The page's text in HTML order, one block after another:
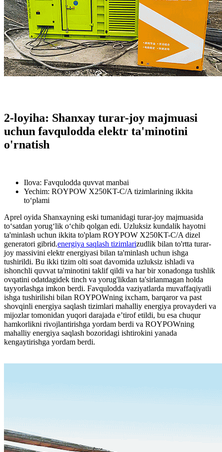
2-loyiha: Shanxay turar-joy majmuasi
uchun favqulodda elektr ta'minotini
o'rnatish
Ilova: Favqulodda quvvat manbai
Yechim: ROYPOW X250KT-C/A tizimlarining ikkita
to‘plami
Aprel oyida Shanxayning eski tumanidagi turar-joy majmuasida
to‘satdan yorug‘lik o‘chib qolgan edi. Uzluksiz kundalik hayotni
ta'minlash uchun ikkita to'plam ROYPOW X250KT-C/A dizel
generatori gibrid.energiya saqlash tizimlarizudlik bilan to'rtta turar-
joy massivini elektr energiyasi bilan ta'minlash uchun ishga
tushirildi. Bu ikki tizim olti soat davomida uzluksiz ishladi va
ishonchli quvvat ta'minotini taklif qildi va har bir xonadonga tushlik
ovqatini odatdagidek tinch va yorug'likdan ta'sirlanmagan holda
tayyorlashga imkon berdi. Favqulodda vaziyatlarda muvaffaqiyatli
ishga tushirilishi bilan ROYPOWning ixcham, barqaror va past
shovqinli energiya saqlash tizimlari mahalliy energiya provayderi va
mijozlar tomonidan yuqori darajada e’tirof etildi, bu esa chuqur
hamkorlikni rivojlantirishga yordam berdi va ROYPOWning
mahalliy energiya saqlash bozoridagi ishtirokini yanada
kengaytirishga yordam berdi.